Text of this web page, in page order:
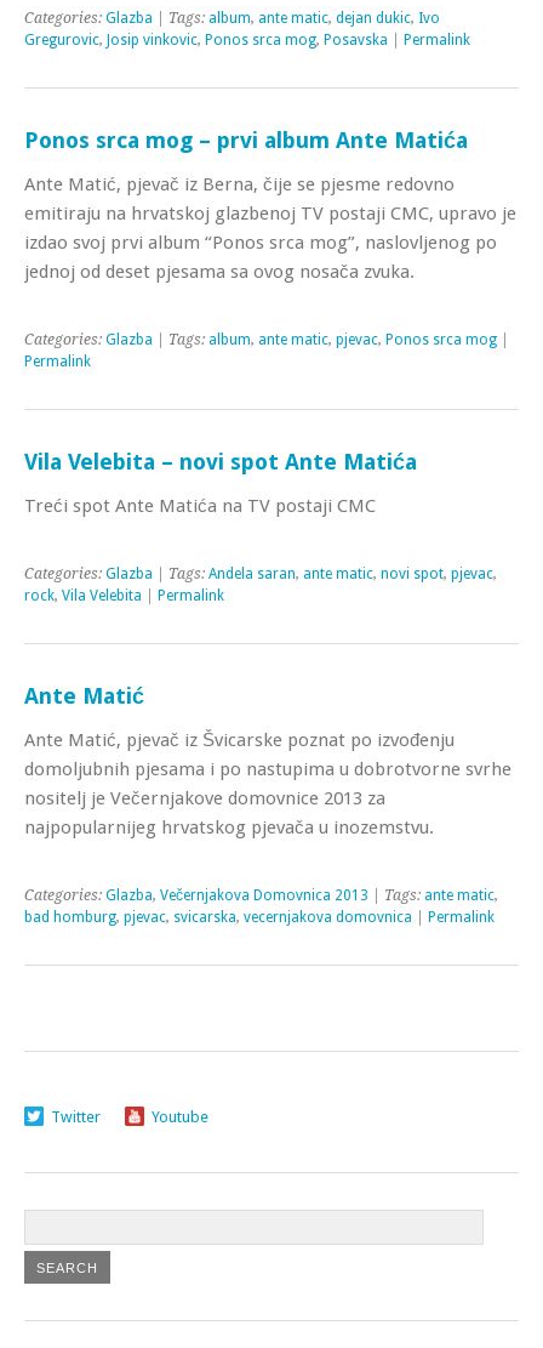
Categories: Glazba | Tags: album, ante matic, dejan dukic, Ivo
Gregurovic, Josip vinkovic, Ponos srca mog, Posavska Permalink
Ponos srca mog – prvi album Ante Matića
Ante Matić, pjevač iz Berna, čije se pjesme redovno
emitiraju na hrvatskoj glazbenoj TV postaji CMC, upravo je
izdao svoj prvi album “Ponos srca mog”, naslovljenog po
jednoj od deset pjesama sa ovog nosača zvuka.
Categories: Glazba | Tags: album, ante matic, pjevac, Ponos srca mog
Permalink
Vila Velebita – novi spot Ante Matića
Treći spot Ante Matića na TV postaji CMC
Categories: Glazba | Tags: Andela saran, ante matic, novi spot, pjevac,
rock, Vila Velebita Permalink
Ante Matić
Ante Matić, pjevač iz Švicarske poznat po izvođenju
domoljubnih pjesama i po nastupima u dobrotvorne svrhe
nositelj je Večernjakove domovnice 2013 za
najpopularnijeg hrvatskog pjevača u inozemstvu.
Categories: Glazba, Večernjakova Domovnica 2013 | Tags: ante matic,
bad homburg, pjevac, svicarska, vecernjakova domovnica Permalink
Twitter Youtube